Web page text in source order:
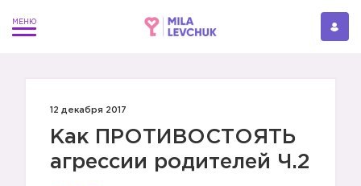
12 декабря 2017
Как ПРОТИВОСТОЯТЬ
агрессии родителей Ч.2